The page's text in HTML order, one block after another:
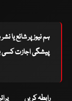
ہم نیوز پر شائع یا
پیشگی اجازت کسی
رابطہ کریں